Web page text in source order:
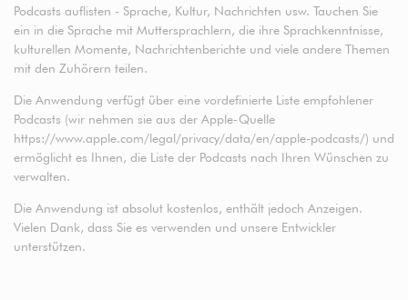
Podcasts auflisten - Sprache, Kultur, Nachrichten usw. Tauchen Sie
ein in die Sprache mit Muttersprachlern, die ihre Sprachkenntnisse,
kulturellen Momente, Nachrichtenberichte und viele andere Themen
mit den Zuhörern teilen.
Die Anwendung verfügt über eine vordefinierte Liste empfohlener
Podcasts (wir nehmen sie aus der Apple-Quelle
https://www.apple.com/legal/privacy/data/en/apple-podcasts/) und
ermöglicht es Ihnen, die Liste der Podcasts nach Ihren Wünschen zu
verwalten.
Die Anwendung ist absolut kostenlos, enthält jedoch Anzeigen.
Vielen Dank, dass Sie es verwenden und unsere Entwickler
unterstützen.